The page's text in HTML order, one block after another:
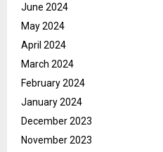
June 2024
May 2024
April 2024
March 2024
February 2024
January 2024
December 2023
November 2023